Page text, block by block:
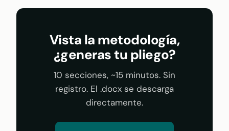
Vista la metodología,
¿generas tu pliego?
10 secciones, ~15 minutos. Sin
registro. El .docx se descarga
directamente.